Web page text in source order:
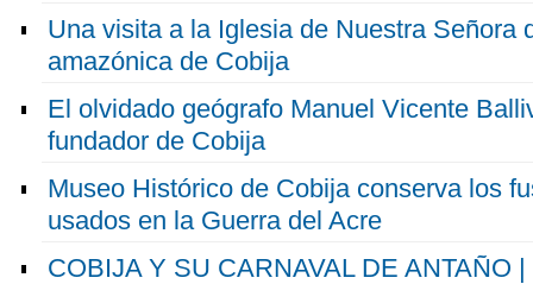
Una visita a la Iglesia de Nuestra Señora
amazónica de Cobija
El olvidado geógrafo Manuel Vicente
fundador de Cobija
Museo Histórico de Cobija conserva los
usados en la Guerra del Acre
COBIJA Y SU CARNAVAL DE ANTAÑO